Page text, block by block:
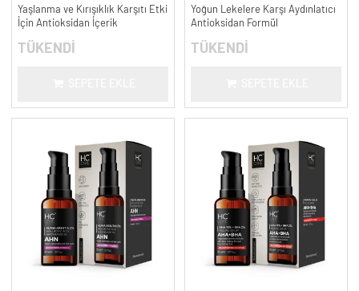
Yaşlanma ve Kırışıklık Karşıtı Etki
İçin Antioksidan İçerik
TÜKENDİ
ml.
Yoğun Lekelere Karşı Aydınlatıcı
Antioksidan Formül
TÜKENDİ